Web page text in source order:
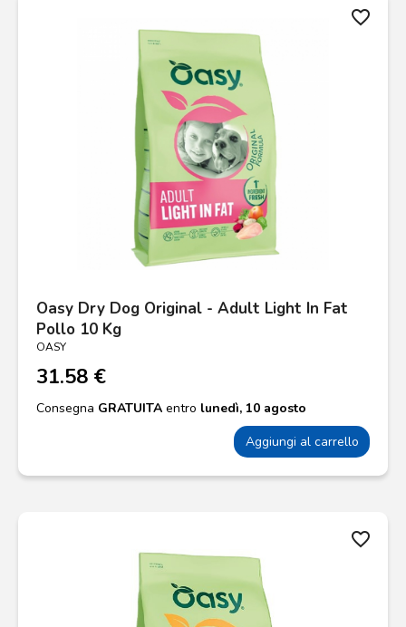
favorite_border
Oasy Dry Dog Original - Adult Light In Fat
Pollo 10 Kg
OASY
31.58 €
Consegna GRATUITA entro lunedì, 10 agosto
Aggiungi al carrello
favorite_border